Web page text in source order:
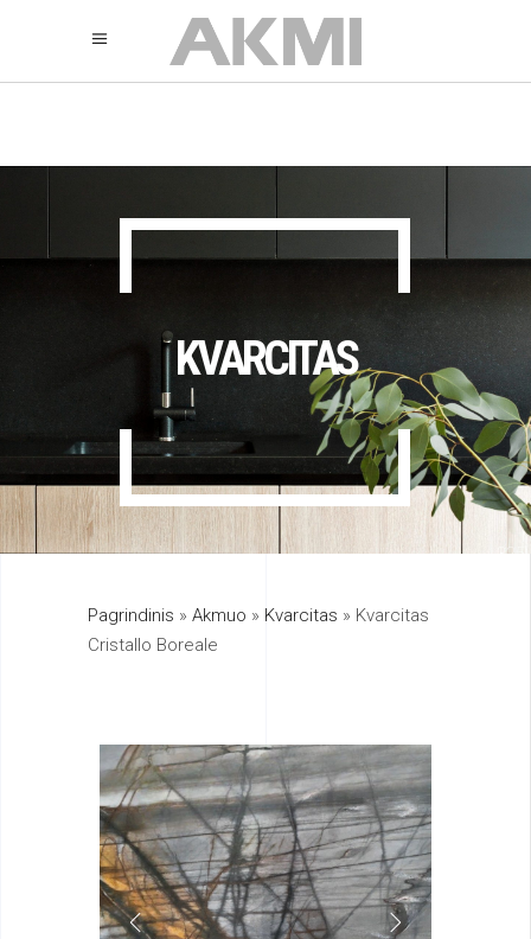
KVARCITAS
895
325
895
Pagrindinis » Akmuo » Kvarcitas » Kvarcitas
Cristallo Boreale